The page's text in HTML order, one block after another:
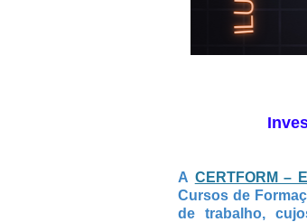
A CERTFORM –
Cursos de
de trabalho,